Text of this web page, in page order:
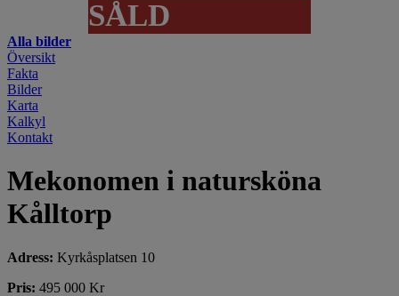
SÅLD
Alla bilder
Översikt
Fakta
Bilder
Karta
Kalkyl
Kontakt
Mekonomen i natursköna
Kålltorp
Adress: Kyrkåsplatsen 10
Pris: 495 000 Kr